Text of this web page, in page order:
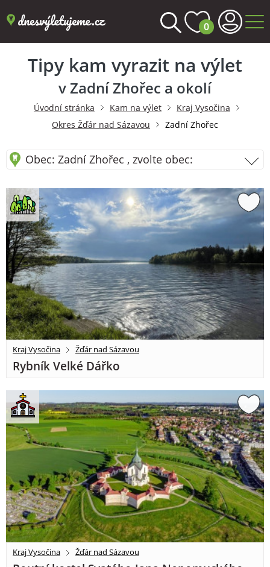
0
Tipy kam vyrazit na výlet
v Zadní Zhořec a okolí
Úvodní stránka Kam na výlet
Kraj Vysočina
Okres Žďár nad Sázavou
Zadní Zhořec
Obec: Zadní Zhořec , zvolte obec:
Kraj Vysočina Žďár nad Sázavou
Rybník Velké Dářko
Kraj Vysočina Žďár nad Sázavou